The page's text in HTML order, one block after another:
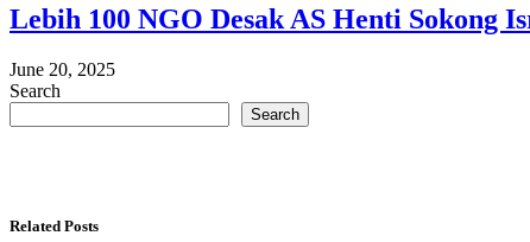
Lebih 100 NGO Desak AS Henti Sokong
June 20, 2025
Search
Search
Related Posts